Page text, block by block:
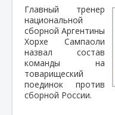
Главный тренер
национальной
сборной Аргентины
Хорхе Сампаоли
назвал состав
команды на
товарищеский
поединок против
сборной России.